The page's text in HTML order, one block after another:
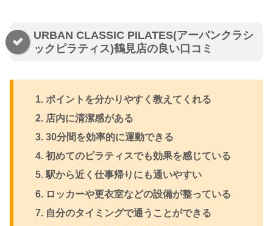
URBAN CLASSIC PILATES(アーバンクラシ
ックピラティス)鶴見店の良い口コミ
ポイントを分かりやすく教えてくれる
店内に清潔感がある
30分間を効率的に運動できる
初めてのピラティスでも効果を感じている
駅から近く仕事帰りにも通いやすい
ロッカーや更衣室などの設備が整っている
自分のタイミングで通うことができる